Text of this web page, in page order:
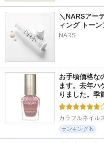
＼NARSアー
ィング トー
NARS
お手頃価格な
ます。去年ハ
りました。
カラフルネイル
ランキングIN